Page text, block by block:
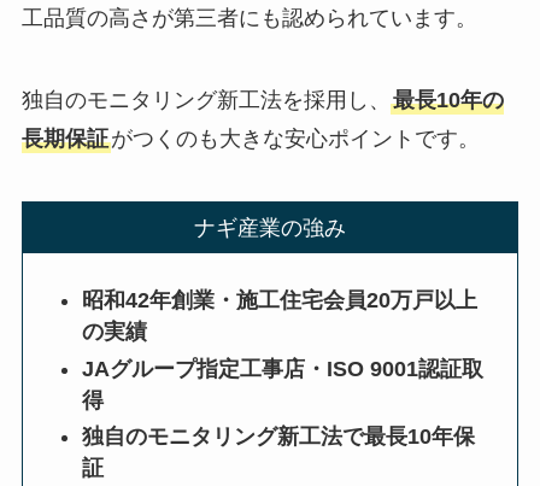
工品質の高さが第三者にも認められています。
独自のモニタリング新工法を採用し、 最長10年の
長期保証がつくのも大きな安心ポイントです。
ナギ産業の強み
昭和42年創業・施工住宅会員20万戸以上
の実績
JAグループ指定工事店・ISO 9001認証取
得
独自のモニタリング新工法で最長10年保
証